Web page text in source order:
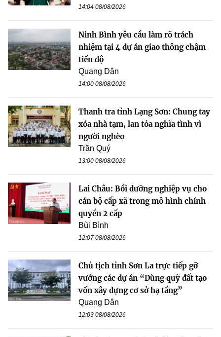
14:04 08/08/2026
Ninh Bình yêu cầu làm rõ trách
nhiệm tại 4 dự án giao thông chậm
tiến độ
Quang Dân
14:00 08/08/2026
Thanh tra tỉnh Lạng Sơn: Chung tay
xóa nhà tạm, lan tỏa nghĩa tình vì
người nghèo
Trần Quý
13:00 08/08/2026
Lai Châu: Bồi dưỡng nghiệp vụ cho
cán bộ cấp xã trong mô hình chính
quyền 2 cấp
Bùi Bình
12:07 08/08/2026
Chủ tịch tỉnh Sơn La trực tiếp gỡ
vướng các dự án “Dùng quỹ đất tạo
vốn xây dựng cơ sở hạ tầng”
Quang Dân
12:03 08/08/2026